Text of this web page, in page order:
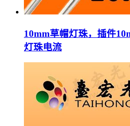
10mm草帽灯珠，插件
灯珠电流